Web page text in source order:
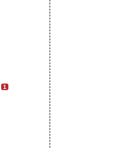
1